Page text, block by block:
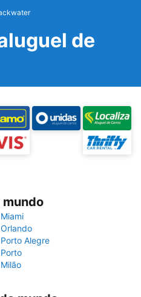
de
Miami
Orlando
Porto Alegre
Porto
Milão